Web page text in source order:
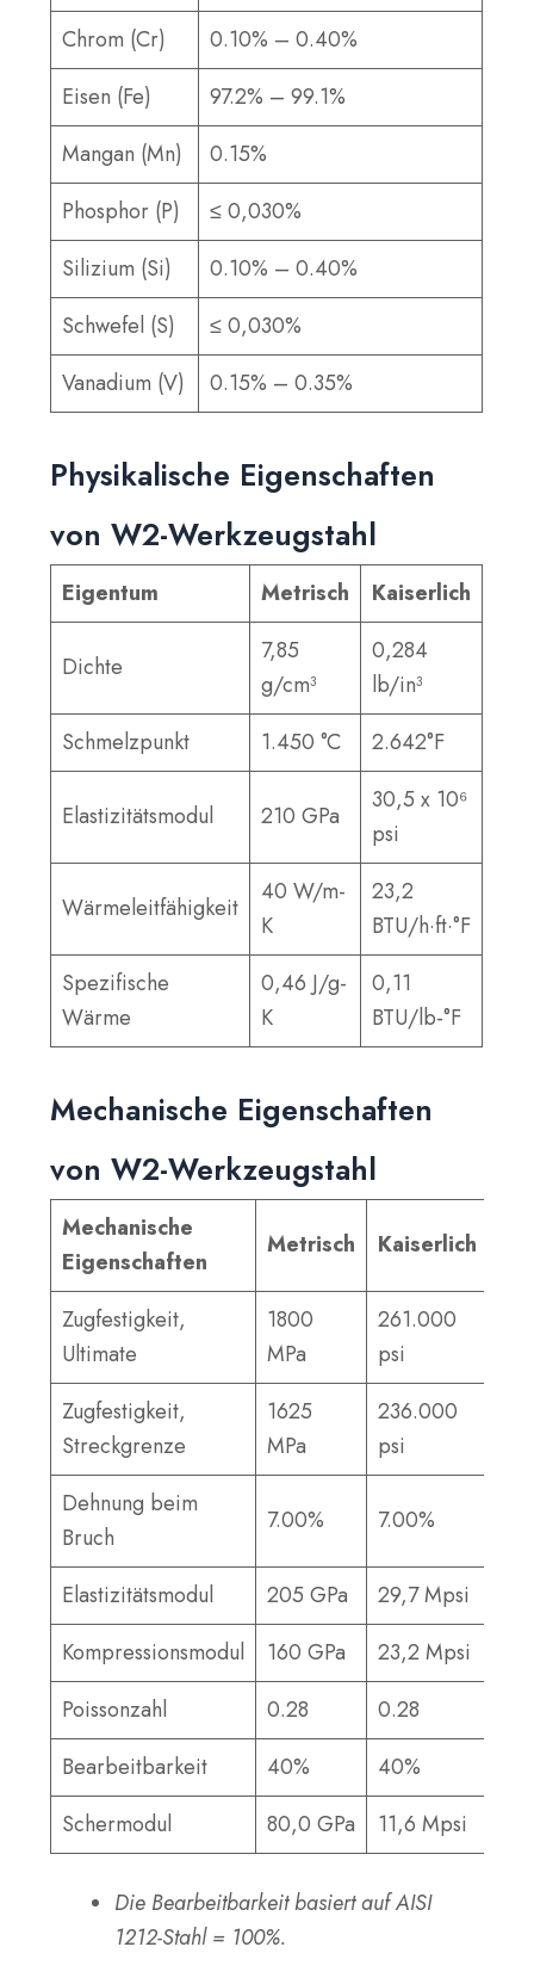
Chrom (Cr)
0.10% – 0.40%
Eisen (Fe)
97.2% – 99.1%
Mangan (Mn)
0.15%
Phosphor (P)
≤ 0,030%
Silizium (Si)
0.10% – 0.40%
Schwefel (S)
≤ 0,030%
Vanadium (V)
0.15% – 0.35%
Physikalische Eigenschaften
von W2-Werkzeugstahl
Eigentum Metrisch Kaiserlich
Dichte
7,85
g/cm³
0,284
lb/in³
Schmelzpunkt
1.450 °C 2.642°F
Elastizitätsmodul 210 GPa
30,5 x 10⁶
psi
Wärmeleitfähigkeit
40 W/m-
K
23,2
BTU/h·ft·°F
Spezifische
Wärme
0,46 J/g-
K
0,11
BTU/lb-°F
Mechanische Eigenschaften
von W2-Werkzeugstahl
Mechanische
Eigenschaften
Metrisch Kaiserlich
Zugfestigkeit,
Ultimate
1800
MPa
261.000
psi
Zugfestigkeit,
Streckgrenze
1625
MPa
236.000
psi
Dehnung beim
Bruch
7.00% 7.00%
Elastizitätsmodul 205 GPa
29,7 Mpsi
Kompressionsmodul
160 GPa
23,2 Mpsi
Poissonzahl
0.28
0.28
Bearbeitbarkeit
40%
40%
Schermodul
80,0 GPa 11,6 Mpsi
Die Bearbeitbarkeit basiert auf AISI
1212-Stahl = 100%.